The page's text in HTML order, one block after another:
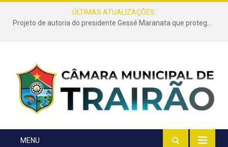
ÚLTIMAS ATUALIZAÇÕES:
Projeto de autoria do presidente Gessé Maranata que protege as estradas vicinais de Trairão é transformado em lei
MENU